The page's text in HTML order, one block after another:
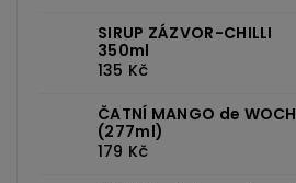
SIRUP ZÁZVOR-CHILLI
350ml
135 Kč
ČATNÍ MANGO de WOCH
(277ml)
179 Kč